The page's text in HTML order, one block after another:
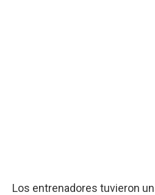
Los entrenadores tuvieron